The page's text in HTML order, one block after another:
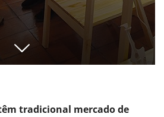
tradicional mercado de